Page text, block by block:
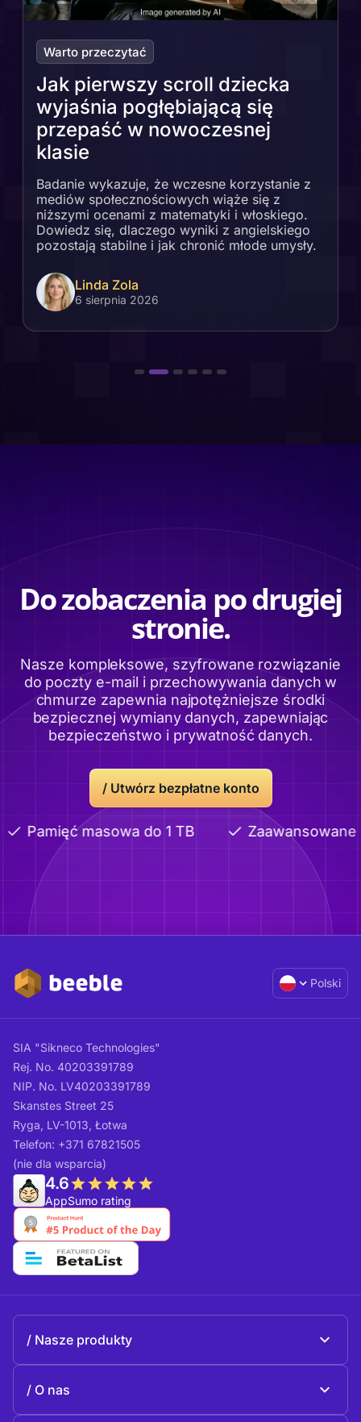
Warto przeczytać
Jak pierwszy scroll dziecka
wyjaśnia pogłębiającą się
przepaść w nowoczesnej
klasie
Badanie wykazuje, że wczesne korzystanie z
mediów społecznościowych wiąże się z
niższymi ocenami z matematyki i włoskiego.
Dowiedz się, dlaczego wyniki z angielskiego
pozostają stabilne i jak chronić młode umysły.
Linda Zola
6 sierpnia 2026
Do zobaczenia po drugiej
stronie.
Nasze kompleksowe, szyfrowane rozwiązanie
do poczty e-mail i przechowywania danych w
chmurze zapewnia najpotężniejsze środki
bezpiecznej wymiany danych, zapewniając
bezpieczeństwo i prywatność danych.
/ Utwórz bezpłatne konto
Pamięć masowa do 1 TB Zaawansowane
Polski
SIA "Sikneco Technologies"
Rej. No. 40203391789
NIP. No. LV40203391789
Skanstes Street 25
Ryga, LV-1013, Łotwa
Telefon: +371 67821505
(nie dla wsparcia)
4.6
AppSumo rating
Nasze produkty
O nas